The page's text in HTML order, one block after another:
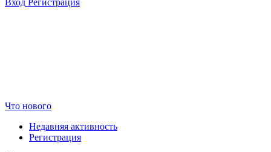
Вход Регистрация
Что нового
Недавняя активность
Регистрация